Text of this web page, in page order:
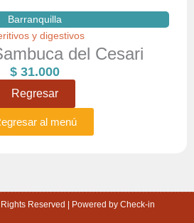
Barranquilla
y digestivos
del Cesari
$ 31.000
Regresar
al menú
Reserved | Powered by Check-in